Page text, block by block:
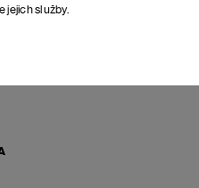
jejich služby.